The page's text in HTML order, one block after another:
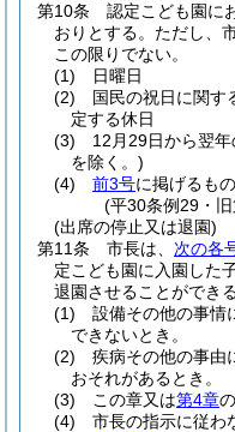
第10条
認定こども園に
おりとする。 ただし、
この限りでない。
(1)
日曜日
(2)
国民の祝日に関す
定する休日
(3)
12月29日から翌
を除く。)
(4)
前3号に掲げるも
(平30条例29・
(出席の停止又は退園)
第11条
市長は、 次の各
定こども園に入園した
退園させることができる
(1)
設備その他の事情
できないとき。
(2)
疾病その他の事由
おそれがあるとき。
(3)
この章又は第4章
(4)
市長の指示に従わ